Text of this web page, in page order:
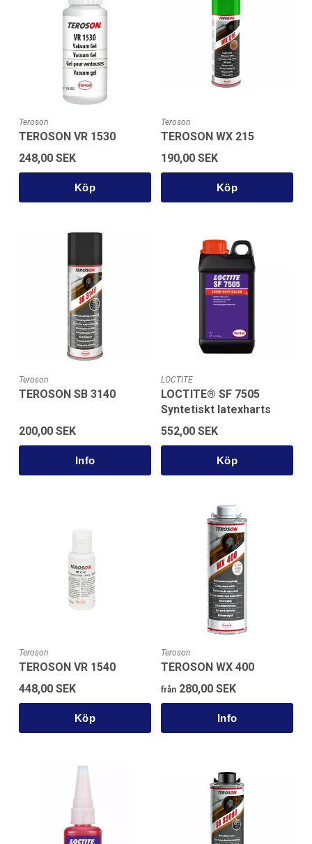
Teroson
TEROSON VR 1530
248,00 SEK
Köp
Teroson
TEROSON WX 215
190,00 SEK
Köp
Teroson
TEROSON SB 3140
200,00 SEK
LOCTITE
LOCTITE® SF 7505
Syntetiskt latexharts
552,00 SEK
Köp
Teroson
TEROSON VR 1540
448,00 SEK
Köp
Teroson
TEROSON WX 400
från 280,00 SEK